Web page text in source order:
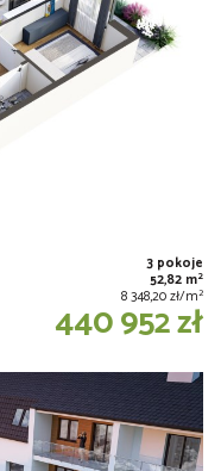
3 pokoje
52,82 m2
8 348,20 zł/m2
440 952 zł